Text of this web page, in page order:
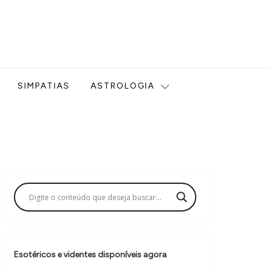
SIMPATIAS ASTROLOGIA
Esotéricos e videntes disponíveis agora